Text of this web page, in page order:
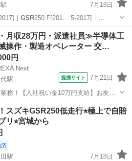
7月18日
｜ GSR250 F[201… 5-2017]｜
スズキ GSX
月収28万円・派遣社員≫半導体工
操作・製造オペレーター 交…
円
Next
駅
提携サイト 7月21日
務！【入社祝い金10万円支給】お友達
日129日＆休出なしでプライベート充
適作業◎自社正社員登用制度あり★1食
...
駅 その他
スズキGSR250低走行⭐︎極上で自賠
リ⭐︎宮城から
済
駅
7月18日